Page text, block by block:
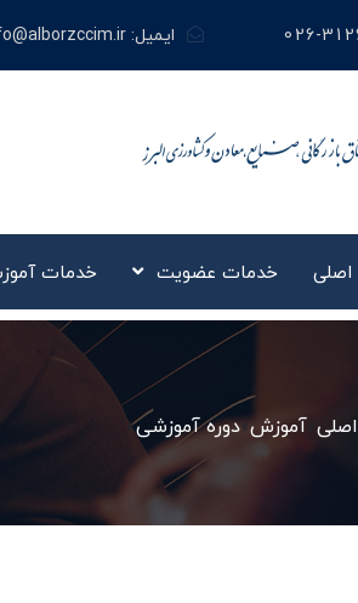
026- ایمیل:
خدمات عضویت خدمات
اصلی آموزش»دوره آموزشی»